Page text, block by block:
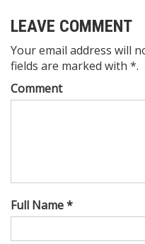
LEAVE COMMENT
Your email address will
fields are marked with *.
Comment
Full Name *